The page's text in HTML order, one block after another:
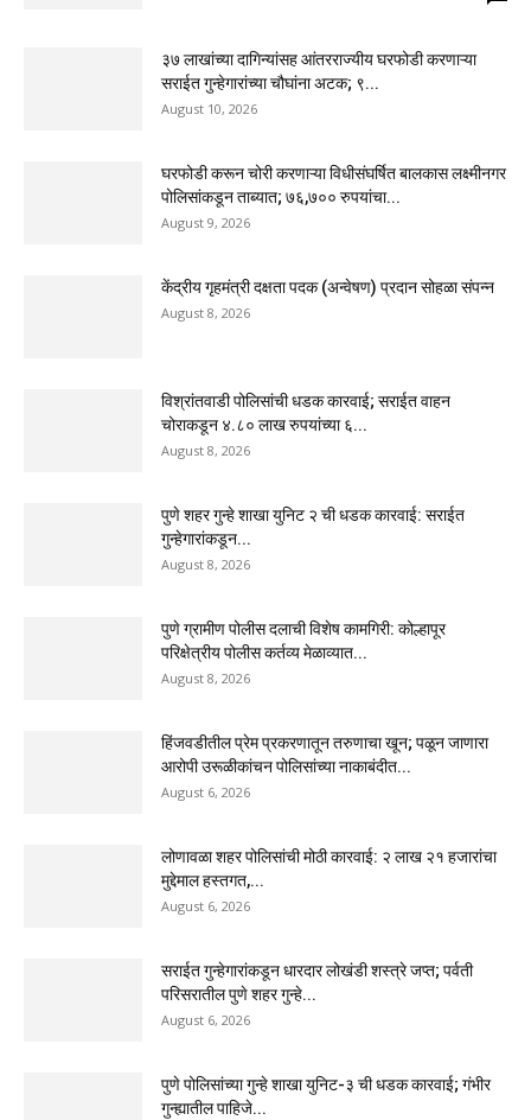
३७ लाखांच्या दागिन्यांसह आंतरराज्यीय घरफोडी करणाऱ्या
सराईत गुन्हेगारांच्या चौघांना अटक; ९...
August 10, 2026
घरफोडी करून चोरी करणाऱ्या विधीसंघर्षित बालकास लक्ष्मीनगर
पोलिसांकडून ताब्यात; ७६,७०० रुपयांचा...
August 9, 2026
केंद्रीय गृहमंत्री दक्षता पदक (अन्वेषण) प्रदान सोहळा संपन्न
August 8, 2026
विश्रांतवाडी पोलिसांची धडक कारवाई; सराईत वाहन
चोराकडून ४.८० लाख रुपयांच्या ६...
August 8, 2026
पुणे शहर गुन्हे शाखा युनिट २ ची धडक कारवाई: सराईत
गुन्हेगारांकडून...
August 8, 2026
पुणे ग्रामीण पोलीस दलाची विशेष कामगिरी: कोल्हापूर
परिक्षेत्रीय पोलीस कर्तव्य मेळाव्यात...
August 8, 2026
हिंजवडीतील प्रेम प्रकरणातून तरुणाचा खून; पळून जाणारा
आरोपी उरूळीकांचन पोलिसांच्या नाकाबंदीत...
August 6, 2026
लोणावळा शहर पोलिसांची मोठी कारवाई: २ लाख २१ हजारांचा
मुद्देमाल हस्तगत,...
August 6, 2026
सराईत गुन्हेगारांकडून धारदार लोखंडी शस्त्रे जप्त; पर्वती
परिसरातील पुणे शहर गुन्हे...
August 6, 2026
पुणे पोलिसांच्या गुन्हे शाखा युनिट-३ ची धडक कारवाई; गंभीर
गुन्ह्यातील पाहिजे...